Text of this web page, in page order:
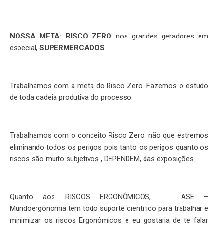
NOSSA META: RISCO ZERO nos grandes geradores em
especial, SUPERMERCADOS
Trabalhamos com a meta do Risco Zero. Fazemos o estudo
de toda cadeia produtiva do processo.
Trabalhamos com o conceito Risco Zero, não que estremos
eliminando todos os perigos pois tanto os perigos quanto os
riscos são muito subjetivos , DEPENDEM, das exposições.
Quanto aos RISCOS ERGONÔMICOS, ASE –
Mundoergonomia tem todo suporte científico para trabalhar e
minimizar os riscos Ergonômicos e eu gostaria de te falar